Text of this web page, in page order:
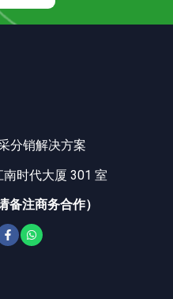
分销解决方案
时代大厦 301 室
注商务合作）